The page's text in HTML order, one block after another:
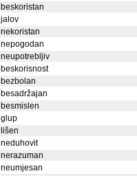
beskoristan
jalov
nekoristan
nepogodan
neupotrebljiv
beskorisnost
bezbolan
besadržajan
besmislen
glup
lišen
neduhovit
nerazuman
neumjesan